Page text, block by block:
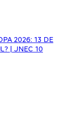
2026: 13 DE
| JNEC 10